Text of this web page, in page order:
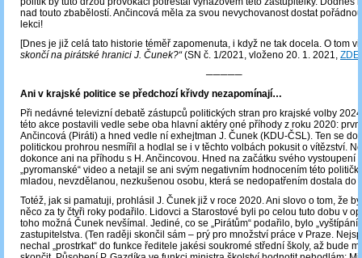
nad touto zbabělostí. Ančincová měla za svou nevychovanost dostat
lekci!
[Dnes je již celá tato historie téměř zapomenuta, i když ne tak docela. O tom
skončí na pirátské hranici J. Čunek?“(SN č. 1/2021, vloženo 20. 1. 2021, ZDE
─────
Ani v krajské politice se předchozí křivdy nezapomínají…
Při nedávné televizní debatě zástupců politických stran pro krajské volby
této akce postavili vedle sebe oba hlavní aktéry oné příhody z roku 2020:
Ančincová (Piráti) a hned vedle ní exhejtman J. Čunek (KDU-ČSL). Ten se
politickou prohrou nesmířil a hodlal se i v těchto volbách pokusit o vítězství.
dokonce ani na příhodu s H. Ančincovou. Hned na začátku svého vystoupení
„pyromanské“ video a netajil se ani svým negativním hodnocením této
mladou, nevzdělanou, nezkušenou osobu, která se nedopatřením dostala do
Totéž, jak si pamatuji, prohlásil J. Čunek již v roce 2020. Ani slovo o tom, že
něco za ty čtyři roky podařilo. Lidovci a Starostové byli po celou tuto dobu v
toho možná Čunek nevšímal. Jediné, co se „Pirátům“ podařilo, bylo
zastupitelstva. (Ten raději skončil sám – prý pro množství práce v Praze.
nechal „prostrkat“ do funkce ředitele jakési soukromé střední školy, až bude